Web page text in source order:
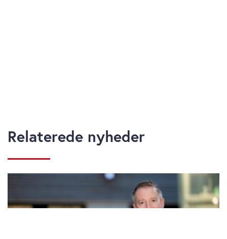
Relaterede nyheder